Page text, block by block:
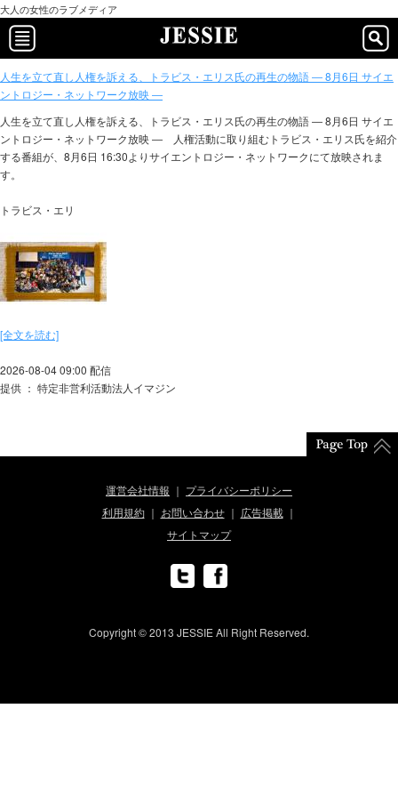
大人の女性のラブメディア
人生を立て直し人権を訴える、トラビス・エリス氏の再生の物語 ― 8月6日 サイエ
ントロジー・ネットワーク放映 ―
人生を立て直し人権を訴える、トラビス・エリス氏の再生の物語 ― 8月6日 サイエ
ントロジー・ネットワーク放映 ― 人権活動に取り組むトラビス・エリス氏を紹介
する番組が、8月6日 16:30よりサイエントロジー・ネットワークにて放映されま
す。
トラビス・エリ
[全文を読む]
2026-08-04 09:00 配信
提供 ： 特定非営利活動法人イマジン
運営会社情報
プライバシーポリシー
利用規約
お問い合わせ
広告掲載
サイトマップ
Copyright © 2013 JESSIE All Right Reserved.